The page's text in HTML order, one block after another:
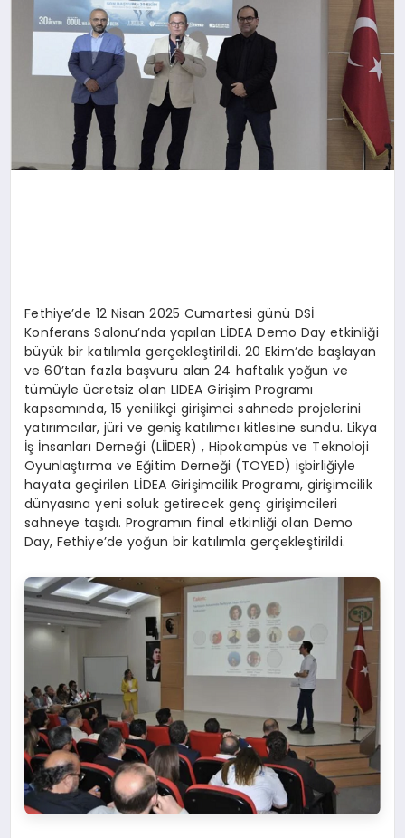
Fethiye’de 12 Nisan 2025 Cumartesi günü DSİ
Konferans Salonu’nda yapılan LİDEA Demo Day etkinliği
büyük bir katılımla gerçekleştirildi. 20 Ekim’de başlayan
ve 60’tan fazla başvuru alan 24 haftalık yoğun ve
tümüyle ücretsiz olan LIDEA Girişim Programı
kapsamında, 15 yenilikçi girişimci sahnede projelerini
yatırımcılar, jüri ve geniş katılımcı kitlesine sundu. Likya
İş İnsanları Derneği (LİİDER) , Hipokampüs ve Teknoloji
Oyunlaştırma ve Eğitim Derneği (TOYED) işbirliğiyle
hayata geçirilen LİDEA Girişimcilik Programı, girişimcilik
dünyasına yeni soluk getirecek genç girişimcileri
sahneye taşıdı. Programın final etkinliği olan Demo
Day, Fethiye’de yoğun bir katılımla gerçekleştirildi.